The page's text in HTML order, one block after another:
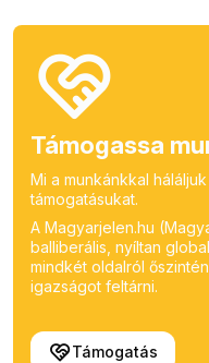
Támogassa
Mi a munkánkkal
támogatásukat.
A Magyarjelen.hu
balliberális, nyíltan
mindkét oldalról
igazságot feltárni.
Támogatás